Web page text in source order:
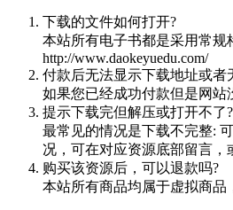
下载的文件如何打开?
本站所有电子书都是采用常规
http://www.daokeyuedu.com/
付款后无法显示下载地址或者
如果您已经成功付款但是网
提示下载完但解压或打开不了?
最常见的情况是下载不完整:
况，可在对应资源底部留言，
购买该资源后，可以退款吗?
本站所有商品均属于虚拟商